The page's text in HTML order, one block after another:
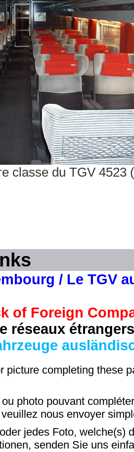
classe du TGV 4523
/ Le TGV
of Foreign
réseaux
picture completing these
photo pouvant
nous envoyer
jedes Foto, welche(s)
senden Sie uns